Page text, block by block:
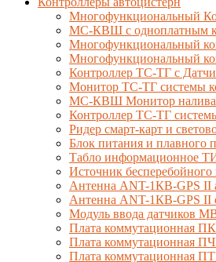
Многофункциональный
МС-КВШ с одноплатным
Многофункциональный
Многофункциональный
Контроллер ТС-ТГ с
Монитор ТС-ТГ системы
МС-КВШ Монитор налива
Контроллер ТС-ТГ
Ридер смарт-карт и
Блок питания и плавного
Табло информационное
Источник
Антенна ANT-1КВ-GPS II
Антенна ANT-1КВ-GPS II
Модуль ввода датчиков
Плата коммутационная
Плата коммутационная
Плата коммутационная